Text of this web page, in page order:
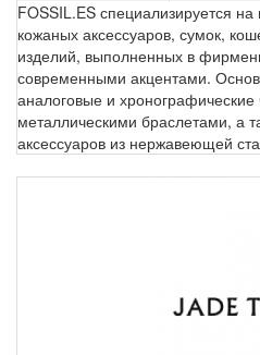
FOSSIL.ES специализируется
кожаных аксессуаров, сумок,
изделий, выполненных в
современными акцентами.
аналоговые и
металлическими браслетами, а
аксессуаров из нержавеющей